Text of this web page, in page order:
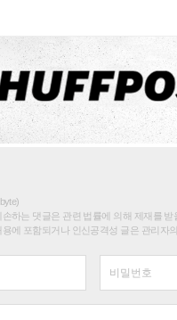
하는 댓글은 관련 법률에 의해 제재를 받
에 포함되거나 인신공격성 글은 관리자